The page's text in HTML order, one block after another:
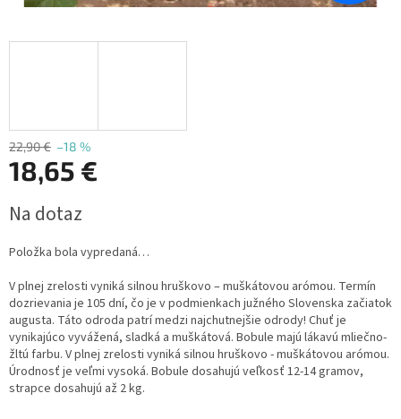
22,90 € –18 %
18,65 €
cena:
Na dotaz
Položka bola vypredaná…
V plnej zrelosti vyniká silnou hruškovo – muškátovou arómou. Termín
dozrievania je 105 dní, čo je v podmienkach južného Slovenska začiatok
augusta. Táto odroda patrí medzi najchutnejšie odrody! Chuť je
vynikajúco vyvážená, sladká a muškátová. Bobule majú lákavú mliečno-
žltú farbu. V plnej zrelosti vyniká silnou hruškovo - muškátovou arómou.
Úrodnosť je veľmi vysoká. Bobule dosahujú veľkosť 12-14 gramov,
strapce dosahujú až 2 kg.